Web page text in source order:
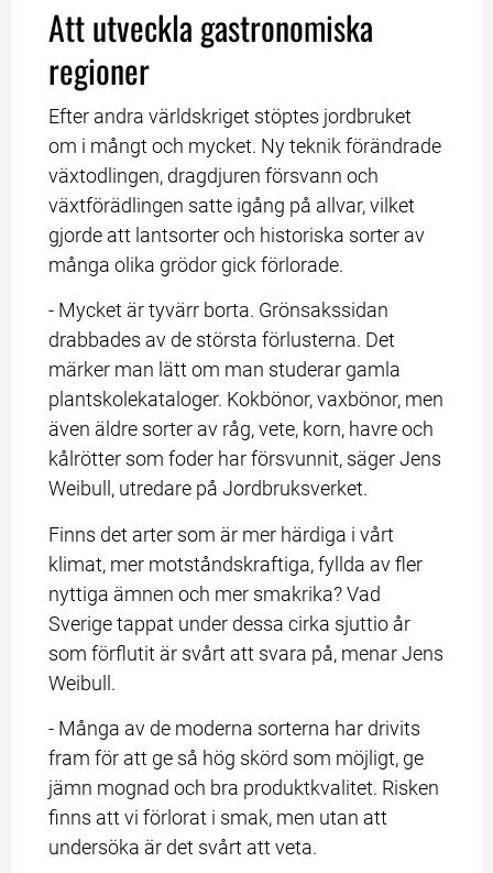
Att utveckla gastronomiska
regioner
Efter andra världskriget stöptes jordbruket
om i mångt och mycket. Ny teknik förändrade
växtodlingen, dragdjuren försvann och
växtförädlingen satte igång på allvar, vilket
gjorde att lantsorter och historiska sorter av
många olika grödor gick förlorade.
- Mycket är tyvärr borta. Grönsakssidan
drabbades av de största förlusterna. Det
märker man lätt om man studerar gamla
plantskolekataloger. Kokbönor, vaxbönor, men
även äldre sorter av råg, vete, korn, havre och
kålrötter som foder har försvunnit, säger Jens
Weibull, utredare på Jordbruksverket.
Finns det arter som är mer härdiga i vårt
klimat, mer motståndskraftiga, fyllda av fler
nyttiga ämnen och mer smakrika? Vad
Sverige tappat under dessa cirka sjuttio år
som förflutit är svårt att svara på, menar Jens
Weibull.
- Många av de moderna sorterna har drivits
fram för att ge så hög skörd som möjligt, ge
jämn mognad och bra produktkvalitet. Risken
finns att vi förlorat i smak, men utan att
undersöka är det svårt att veta.